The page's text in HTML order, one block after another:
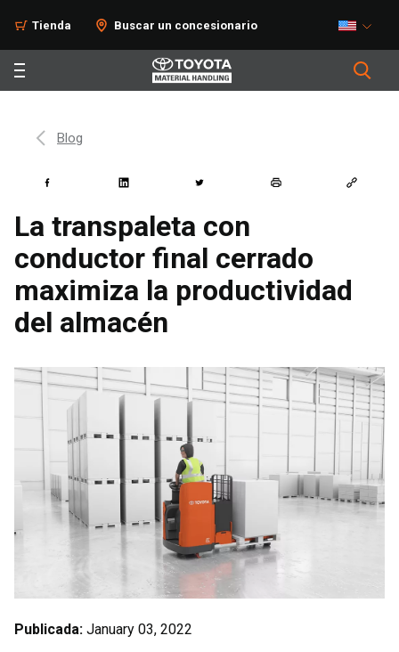
Tienda Buscar un concesionario
Blog
La transpaleta con
conductor final cerrado
maximiza la productividad
del almacén
Publicada: January 03, 2022